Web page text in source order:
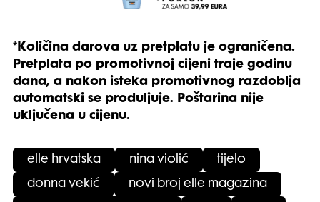
*Količina darova uz pretplatu je ograničena.
Pretplata po promotivnoj cijeni traje godinu
dana, a nakon isteka promotivnog razdoblja
automatski se produljuje. Poštarina nije
uključena u cijenu.
elle hrvatska nina violić tijelo
donna vekić novi broj elle magazina